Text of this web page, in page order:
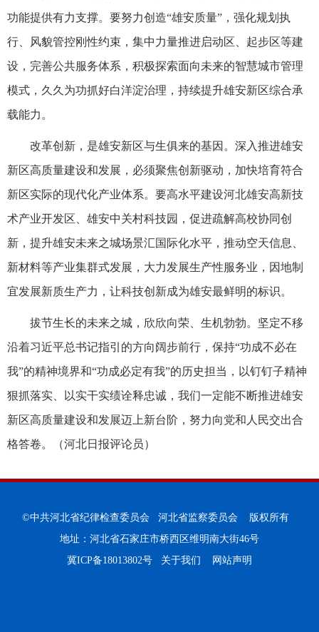
功能提供有力支撑。要努力创造“雄安质量”，强化规划执
行、风貌管控刚性约束，集中力量推进启动区、起步区等建
设，完善公共服务体系，积极探索面向未来的智慧城市管理
模式，久久为功抓好白洋淀治理，持续提升雄安新区综合承
载能力。
改革创新，是雄安新区与生俱来的基因。深入推进雄安
新区高质量建设和发展，必须聚焦创新驱动，加快培育符合
新区实际的现代化产业体系。要高水平建设河北雄安高新技
术产业开发区、雄安中关村科技园，促进疏解高校协同创
新，提升雄安未来之城场景汇国际化水平，推动空天信息、
新材料等产业集群式发展，大力发展生产性服务业，因地制
宜发展新质生产力，让科技创新成为雄安最鲜明的标识。
拔节生长的未来之城，欣欣向荣、生机勃勃。坚定不移
沿着习近平总书记指引的方向阔步前行，保持“功成不必在
我”的精神境界和“功成必定有我”的历史担当，以钉钉子精神
狠抓落实、以实干实绩诠释忠诚，我们一定能不断推进雄安
新区高质量建设和发展迈上新台阶，努力向党和人民交出合
格答卷。（河北日报评论员）
©中共河北省纪律检查委员会 河北省监察委员会 版权所有
地址：河北省石家庄市桥西区维明南大街46号
冀ICP备18013802号
关于我们 网站声明